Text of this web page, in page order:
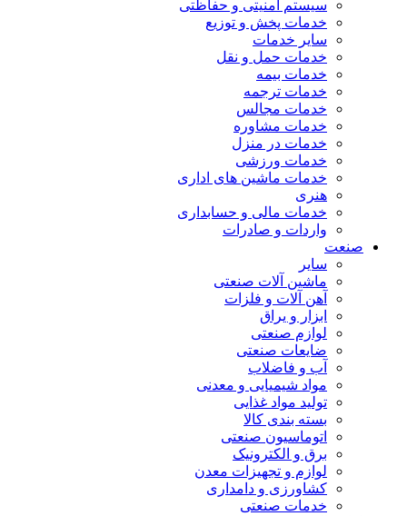
سیستم امنیتی و حفاظتی
خدمات پخش و توزیع
سایر خدمات
خدمات حمل و نقل
خدمات بیمه
خدمات ترجمه
خدمات مجالس
خدمات مشاوره
خدمات در منزل
خدمات ورزشی
خدمات ماشین های اداری
هنری
خدمات مالی و حسابداری
واردات و صادرات
صنعت
سایر
ماشین آلات صنعتی
آهن آلات و فلزات
ابزار و یراق
لوازم صنعتی
ضایعات صنعتی
آب و فاضلاب
مواد شیمیایی و معدنی
تولید مواد غذایی
بسته بندی کالا
اتوماسیون صنعتی
برق و الکترونیک
لوازم و تجهیزات معدن
کشاورزی و دامداری
خدمات صنعتی